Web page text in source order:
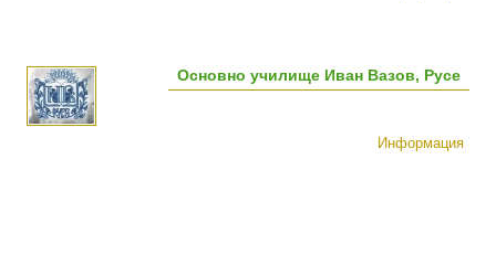
Основно училище Иван Вазов, Русе
Информация